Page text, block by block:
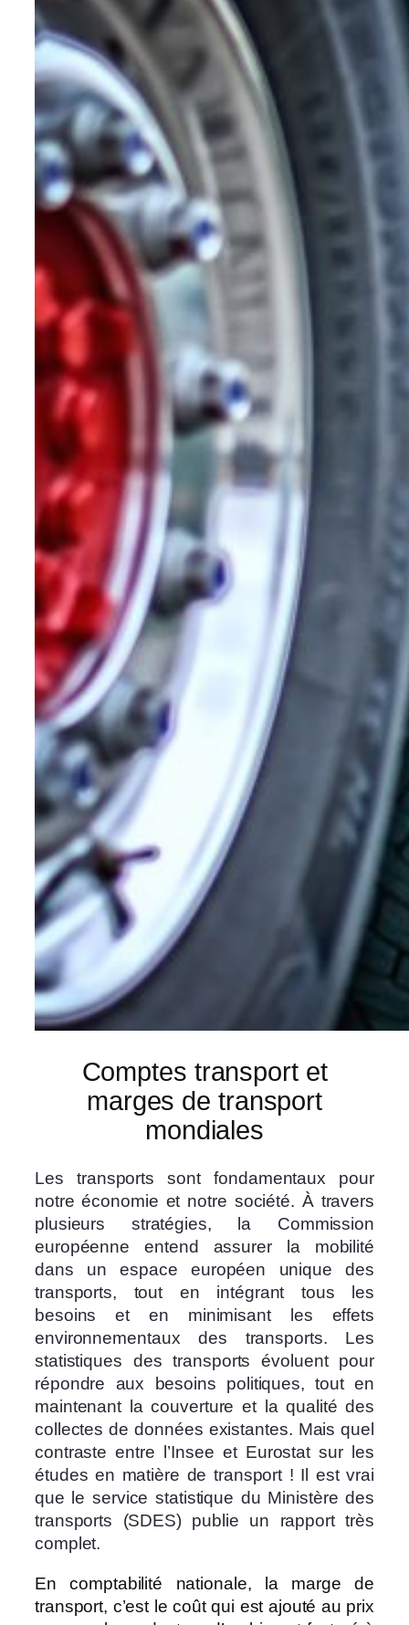
Comptes transport et
marges de transport
mondiales
Les transports sont fondamentaux pour
notre économie et notre société. À travers
plusieurs stratégies, la Commission
européenne entend assurer la mobilité
dans un espace européen unique des
transports, tout en intégrant tous les
besoins et en minimisant les effets
environnementaux des transports. Les
statistiques des transports évoluent pour
répondre aux besoins politiques, tout en
maintenant la couverture et la qualité des
collectes de données existantes. Mais quel
contraste entre l’Insee et Eurostat sur les
études en matière de transport ! Il est vrai
que le service statistique du Ministère des
transports (SDES) publie un rapport très
complet.
En comptabilité nationale, la marge de
transport, c’est le coût qui est ajouté au prix